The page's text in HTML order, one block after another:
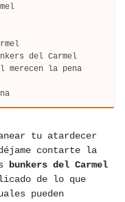
del Carmel
merecen la pena
tu atardecer
contarte la
bunkers del Carmel
de lo que
pueden